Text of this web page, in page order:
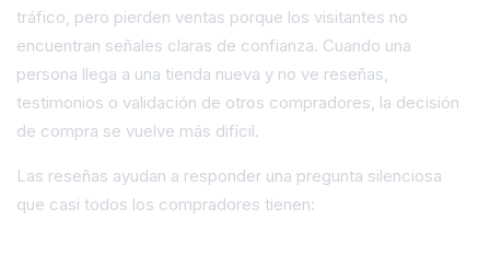
tráfico, pero pierden ventas porque los visitantes no
encuentran señales claras de confianza. Cuando una
persona llega a una tienda nueva y no ve reseñas,
testimonios o validación de otros compradores, la decisión
de compra se vuelve más difícil.
Las reseñas ayudan a responder una pregunta silenciosa
que casi todos los compradores tienen: